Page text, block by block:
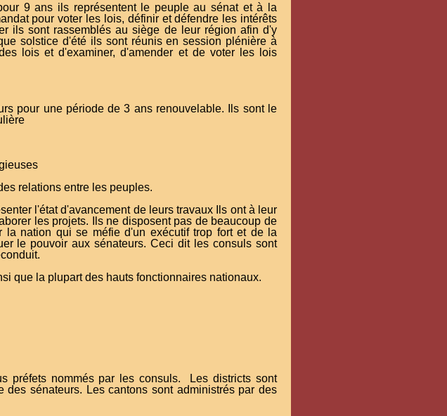
9 ans ils représentent le peuple au sénat et à la
pour voter les lois, définir et défendre les intérêts
ils sont rassemblés au siège de leur région afin d'y
solstice d'été ils sont réunis en session plénière à
lois et d'examiner, d'amender et de voter les lois
pour une période de 3 ans renouvelable. Ils sont le
relations entre les peuples.
l'état d'avancement de leurs travaux Ils ont à leur
les projets. Ils ne disposent pas de beaucoup de
nation qui se méfie d'un exécutif trop fort et de la
le pouvoir aux sénateurs. Ceci dit les consuls sont
que la plupart des hauts fonctionnaires nationaux.
préfets nommés par les consuls. Les districts sont
sénateurs. Les cantons sont administrés par des